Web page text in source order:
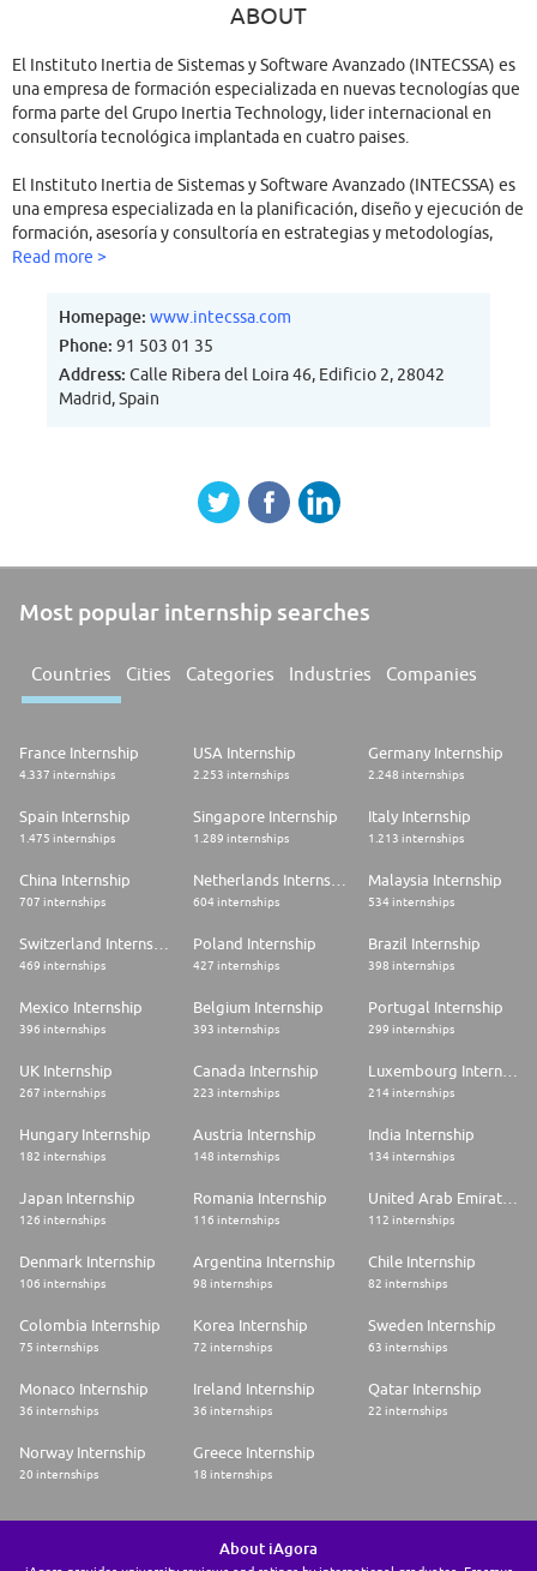
ABOUT
El Instituto Inertia de Sistemas y Software Avanzado (INTECSSA) es
una empresa de formación especializada en nuevas tecnologías que
forma parte del Grupo Inertia Technology, lider internacional en
consultoría tecnológica implantada en cuatro paises.
El Instituto Inertia de Sistemas y Software Avanzado (INTECSSA) es
una empresa especializada en la planificación, diseño y ejecución de
formación, asesoría y consultoría en estrategias y metodologías,
desarrollo de proyectos especiales basados en tecnologías de la
referente internacional en consultoría e investigación en nuevas
tecnologías.
La misión fundamental es la asesoría y formación avanzada y
necesidades y exigencias concretas de cada organización.
Consideramos la calidad en el servicio al cliente como elemento
en la consolidación y desarrollo de nuestra empresa como así está
Read more >
Homepage: www.intecssa.com
Phone: 91 503 01 35
Address: Calle Ribera del Loira 46, Edificio 2, 28042
Madrid, Spain
Most popular internship searches
Countries Cities Categories Industries Companies
France Internship
4.337 internships
USA Internship
2.253 internships
Germany Internship
2.248 internships
Spain Internship
1.475 internships
Singapore Internship
1.289 internships
Italy Internship
1.213 internships
China Internship
707 internships 604 internships
Malaysia Internship
534 internships
469 internships
Poland Internship
427 internships
Brazil Internship
398 internships
Mexico Internship
396 internships
Belgium Internship
393 internships
Portugal Internship
299 internships
UK Internship
267 internships
Canada Internship
223 internships
Luxembourg Internship
214 internships
Hungary Internship
182 internships
Austria Internship
148 internships
India Internship
134 internships
Japan Internship
126 internships
Romania Internship
116 internships
United Arab Emirates Internship
112 internships
Denmark Internship
106 internships
Argentina Internship
98 internships
Chile Internship
82 internships
Colombia Internship
75 internships
Korea Internship
72 internships
Sweden Internship
63 internships
Monaco Internship
36 internships
Ireland Internship
36 internships
Qatar Internship
22 internships
Norway Internship
20 internships
Greece Internship
18 internships
About iAgora